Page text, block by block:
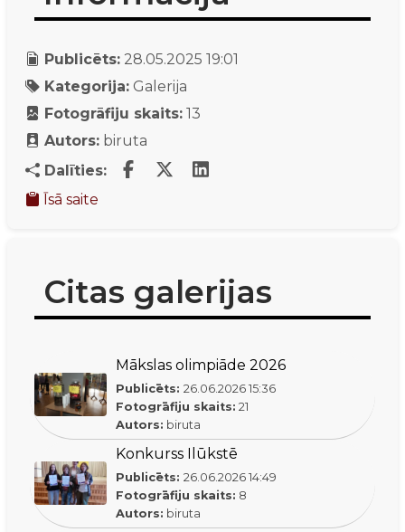
Publicēts: 28.05.2025 19:01
Kategorija: Galerija
Fotogrāfiju skaits: 13
Autors: biruta
Dalīties:
Īsā saite
Citas galerijas
Mākslas olimpiāde 2026
Publicēts: 26.06.2026 15:36
Fotogrāfiju skaits: 21
Autors: biruta
Konkurss Ilūkstē
Publicēts: 26.06.2026 14:49
Fotogrāfiju skaits: 8
Autors: biruta